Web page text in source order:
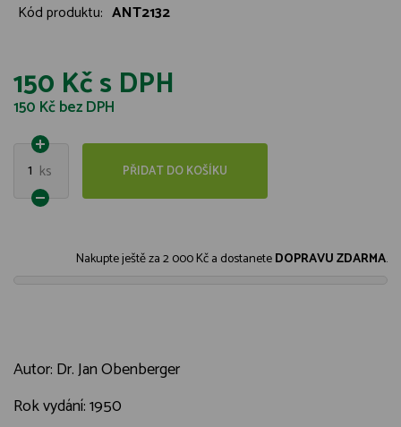
Kód produktu: ANT2132
150 Kčs DPH
150 Kčbez DPH
1 ks PŘIDAT DO KOŠÍKU
Nakupte ještě za2 000 Kča dostaneteDOPRAVU ZDARMA.
Autor: Dr. Jan Obenberger
Rok vydání: 1950